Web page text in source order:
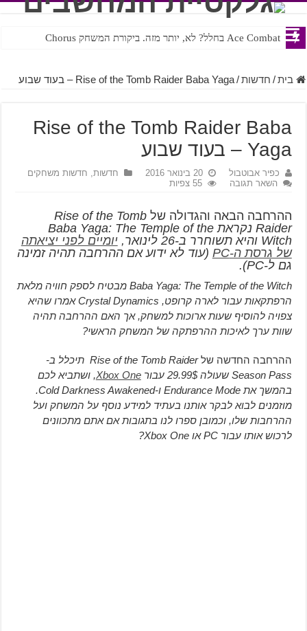
Ace Combat בחלל? לא, יותר מזה. ביקורת המשחק Chorus
Steven Universe והשירים שתורגמו בצורה נוראית לעברית
בית / חדשות / Rise of the Tomb Raider Baba Yaga – בעוד שבוע
Rise of the Tomb Raider Baba
Yaga – בעוד שבוע
כפיר אבוטבול 20 בינואר 2016 חדשות, חדשות משחקים
השאר תגובה
55 צפיות
ההרחבה הבאה והגדולה של Rise of the Tomb
Raider נקראת Baba Yaga: The Temple of the
Witch והיא תשוחרר ב-26 לינואר,
יומיים לפני יציאתה
של גרסת ה-PC
(עוד לא ידוע אם ההרחבה תהיה זמינה
גם ל-PC).
Baba Yaga: The Temple of the Witch מבטיח לספק חוויה מלאת
הרפתקאות עבור לארה קרופט, Crystal Dynamics אמרו שהיא
צפויה להוסיף שעות ארוכות למשחק, אך האם ההרחבה תהיה
שוות ערך לאיכות ההרפתקה של המשחק הראשי?
ההרחבה החדשה של
Rise of the Tomb Raider תיכלל ב-
Season Pass שעולה 29.99$ עבור
Xbox One, ושתביא לכם
בהמשך את Endurance Mode ו-Cold Darkness Awakened.
מוזמנים לבוא לבקר אותנו בעתיד למידע נוסף על המשחק ועל
ההרחבות שלו, וכמובן ספרו לנו בתגובות אם אתם מתכוונים
לרכוש אותו עבור PC או Xbox One?